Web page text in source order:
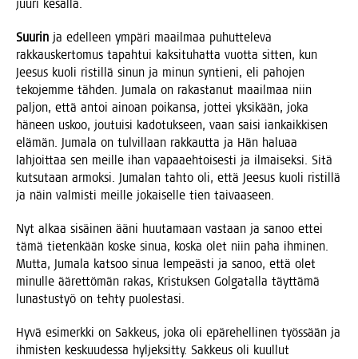
juu­ri kesällä.
Suu­rin ja edel­leen ympä­ri maa­il­maa puhut­te­le­va
rak­kaus­ker­to­mus tapah­tui kak­si­tu­hat­ta vuot­ta sit­ten, kun
Jee­sus kuo­li ris­til­lä sinun ja minun syn­tie­ni, eli paho­jen
teko­jem­me täh­den. Juma­la on rakas­ta­nut maa­il­maa niin
pal­jon, että antoi ainoan poi­kan­sa, jot­tei yksi­kään, joka
häneen uskoo, jou­tui­si kado­tuk­seen, vaan sai­si ian­kaik­ki­sen
elä­män. Juma­la on tul­vil­laan rak­kaut­ta ja Hän halu­aa
lah­joit­taa sen meil­le ihan vapaa­eh­toi­ses­ti ja ilmai­sek­si. Sitä
kut­su­taan armok­si. Juma­lan tah­to oli, että Jee­sus kuo­li ris­til­lä
ja näin val­mis­ti meil­le jokai­sel­le tien taivaaseen.
Nyt alkaa sisäi­nen ääni huu­ta­maan vas­taan ja sanoo ettei
tämä tie­ten­kään kos­ke sinua, kos­ka olet niin paha ihmi­nen.
Mut­ta, Juma­la kat­soo sinua lem­peäs­ti ja sanoo, että olet
minul­le ääret­tö­män rakas, Kris­tuk­sen Gol­ga­tal­la täyt­tä­mä
lunas­tus­työ on teh­ty puolestasi.
Hyvä esi­merk­ki on Sak­keus, joka oli epä­re­hel­li­nen työs­sään ja
ihmis­ten kes­kuu­des­sa hyl­jek­sit­ty. Sak­keus oli kuul­lut